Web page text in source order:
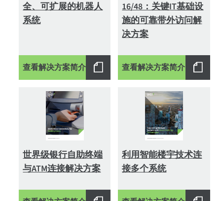
全、可扩展的机器人
系统
查看解决方案简介
16/48：关键IT基础设
施的可靠带外访问解
决方案
查看解决方案简介
世界级银行自助终端
与ATM连接解决方案
利用智能楼宇技术连
接多个系统